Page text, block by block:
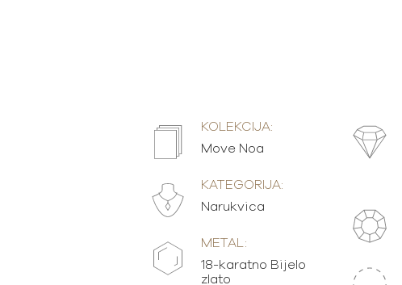
KOLEKCIJA:
Move Noa
KATEGORIJA:
Narukvica
METAL:
18-karatno Bijelo
zlato